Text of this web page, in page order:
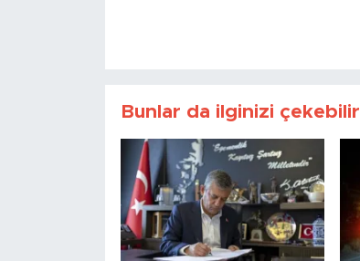
Bunlar da ilginizi çekebilir